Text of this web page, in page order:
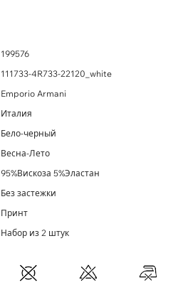
199576
111733-4R733-22120_white
Emporio Armani
Италия
Бело-черный
Весна-Лето
95%Вискоза 5%Эластан
Без застежки
Принт
Набор из 2 штук